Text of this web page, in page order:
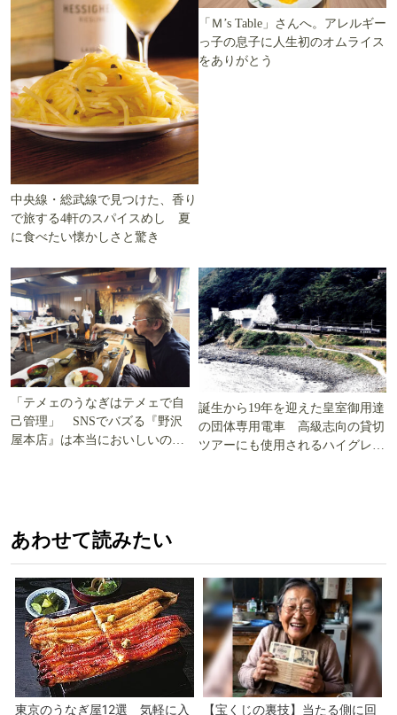
中央線・総武線で見つけた、香り
で旅する4軒のスパイスめし 夏
に食べたい懐かしさと驚き
「Ｍ’s Table」さんへ。アレルギー
っ子の息子に人生初のオムライス
をありがとう
「テメェのうなぎはテメェで自
己管理」 SNSでバズる『野沢
屋本店』は本当においしいの
誕生から19年を迎えた皇室御用達
の団体専用電車 高級志向の貸切
ツアーにも使用されるハイグレー
あわせて読みたい
東京のうなぎ屋12選 気軽に入 【宝くじの裏技】当たる側に回